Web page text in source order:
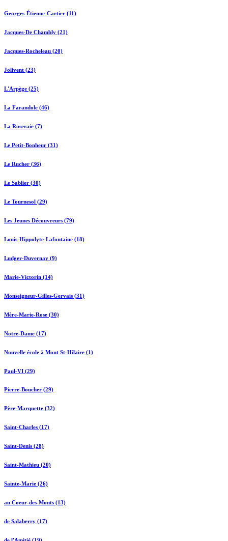
Georges-Étienne-Cartier (11)
Jacques-De Chambly (21)
Jacques-Rocheleau (20)
Jolivent (23)
L'Arpège (25)
La Farandole (46)
La Roseraie (7)
Le Petit-Bonheur (31)
Le Rucher (36)
Le Sablier (30)
Le Tournesol (29)
Les Jeunes Découvreurs (79)
Louis-Hippolyte-Lafontaine (18)
Ludger-Duvernay (9)
Marie-Victorin (14)
Monseigneur-Gilles-Gervais (31)
Mère-Marie-Rose (30)
Notre-Dame (17)
Nouvelle école à Mont St-Hilaire (1)
Paul-VI (29)
Pierre-Boucher (29)
Père-Marquette (32)
Saint-Charles (17)
Saint-Denis (28)
Saint-Mathieu (20)
Sainte-Marie (26)
au Coeur-des-Monts (13)
de Salaberry (17)